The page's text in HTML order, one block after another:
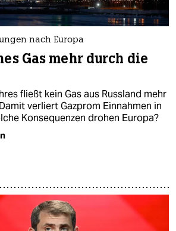
nach Europa
Gas mehr durch die
fließt kein Gas aus Russland mehr
verliert Gazprom Einnahmen in
Konsequenzen drohen Europa?